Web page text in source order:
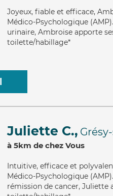
Joyeux, fiable et efficace,
Médico-Psychologique
urinaire, Ambroise apporte
toilette/habillage*
Juliette C.,
à 5km de chez Vous
Intuitive, efficace et
Médico-Psychologique
rémission de cancer, Juliette